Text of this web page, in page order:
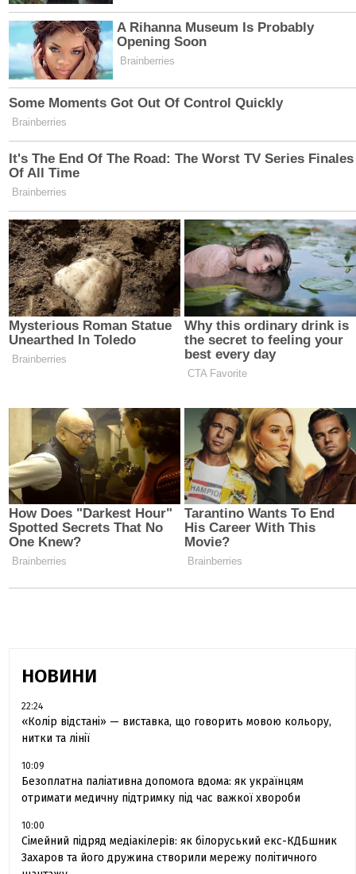
НОВИНИ
22:24
«Колір відстані» — виставка, що говорить мовою кольору,
нитки та лінії
10:09
Безоплатна паліативна допомога вдома: як українцям
отримати медичну підтримку під час важкої хвороби
10:00
Сімейний підряд медіакілерів: як білоруський екс-КДБшник
Захаров та його дружина створили мережу політичного